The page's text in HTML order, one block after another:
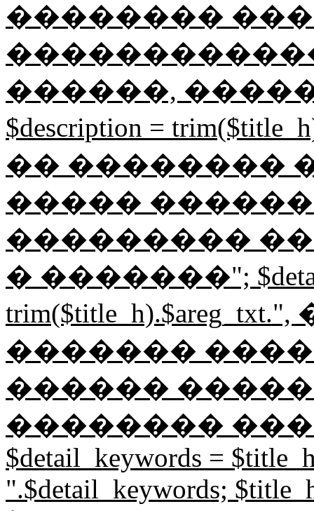
��������
������,
$description =
�� ��������
�����
���������
� �������";
�������
������
��������
$detail_keywords =
".$detail_keywords;